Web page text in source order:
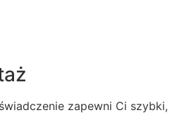
zapewni Ci szybki,